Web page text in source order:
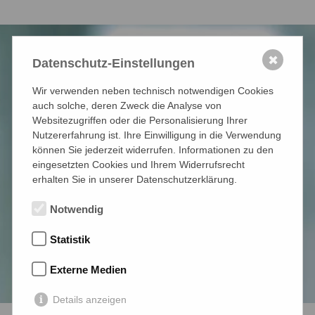
Dringendes Anliegen?
Wir regeln das.
Datenschutz-Einstellungen
Wir verwenden neben technisch notwendigen Cookies
auch solche, deren Zweck die Analyse von
Websitezugriffen oder die Personalisierung Ihrer
Nutzererfahrung ist. Ihre Einwilligung in die Verwendung
können Sie jederzeit widerrufen. Informationen zu den
eingesetzten Cookies und Ihrem Widerrufsrecht
erhalten Sie in unserer Datenschutzerklärung.
Notwendig
Statistik
Externe Medien
Details anzeigen
✖